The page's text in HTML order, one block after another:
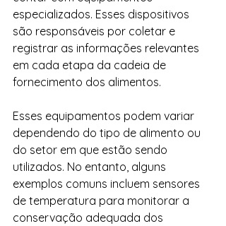
especializados. Esses dispositivos
são responsáveis por coletar e
registrar as informações relevantes
em cada etapa da cadeia de
fornecimento dos alimentos.
Esses equipamentos podem variar
dependendo do tipo de alimento ou
do setor em que estão sendo
utilizados. No entanto, alguns
exemplos comuns incluem sensores
de temperatura para monitorar a
conservação adequada dos